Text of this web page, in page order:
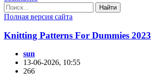
Найти
Полная версия сайта
Knitting Patterns For Dummies 2023
sun
13-06-2026, 10:55
266